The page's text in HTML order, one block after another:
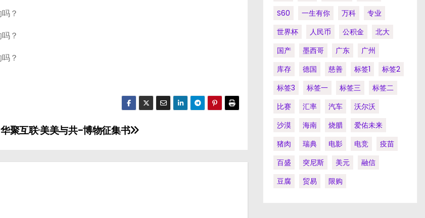
华聚互联·美美与共-博物征集书
S60
一生有你 万科
专业
世界杯
人民币 公积金
北大
国产
墨西哥 广东
广州
库存
德国 慈善 标签1
标签2
标签3
标签一 标签三
标签二
比赛
汇率 汽车
沃尔沃
沙漠
海南 烧腊
爱佑未来
猪肉
瑞典 电影 电竞
疫苗
百盛
突尼斯 美元
融信
豆腐
贸易 限购